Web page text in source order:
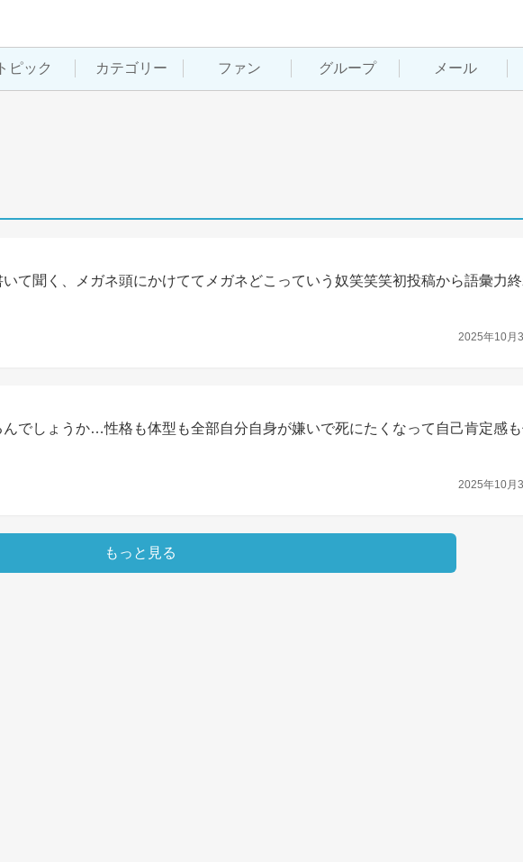
トピック カテゴリー ファン グループ メール
て聞く、メガネ頭にかけててメガネどこっていう奴笑笑笑初投稿から語彙力
2025年10月
でしょうか…性格も体型も全部自分自身が嫌いで死にたくなって自己肯定感
2025年10月
もっと見る